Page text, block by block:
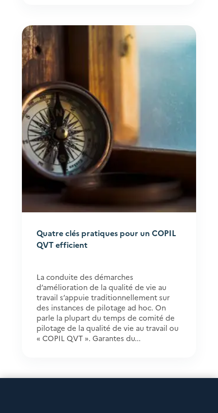
Quatre clés pratiques pour un COPIL
QVT efficient
La conduite des démarches
d’amélioration de la qualité de vie au
travail s’appuie traditionnellement sur
des instances de pilotage ad hoc. On
parle la plupart du temps de comité de
pilotage de la qualité de vie au travail ou
« COPIL QVT ». Garantes du...